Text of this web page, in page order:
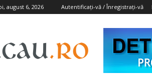
august 6, 2026 Autentificați-vă / Înregistrați-vă